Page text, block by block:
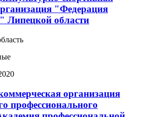
"Федерация
Липецкой области
организация
профессионального